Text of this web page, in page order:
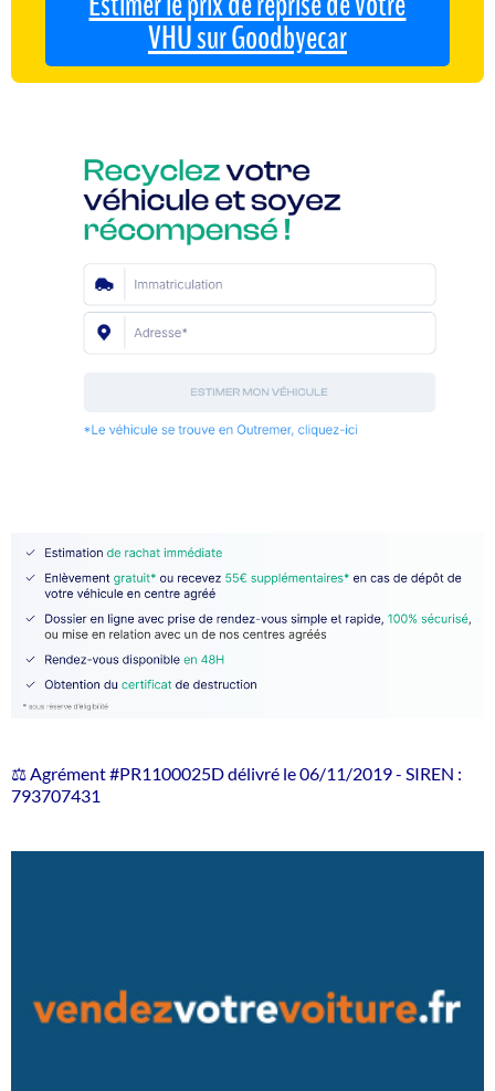
VHU sur Goodbyecar
⚖️ Agrément #PR1100025D délivré le 06/11/2019 - SIREN :
793707431